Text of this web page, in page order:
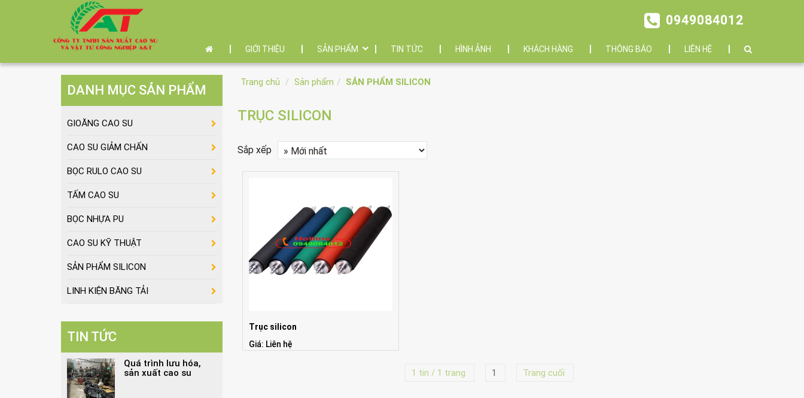
GIỚI THIỆU SẢN PHẨM TIN TỨC HÌNH ẢNH KHÁCH HÀNG THÔNG BÁO LIÊN HỆ
0949084012
Trang chủ Sản phẩm SẢN PHẨM SILICON
TRỤC SILICON
Sắp xếp
Trục silicon
Giá: Liên hệ
1 tin / 1 trang 1 Trang cuối
DANH MỤC SẢN PHẨM
GIOĂNG CAO SU
CAO SU GIẢM CHẤN
BỌC RULO CAO SU
TẤM CAO SU
BỌC NHỰA PU
CAO SU KỸ THUẬT
SẢN PHẨM SILICON
LINH KIỆN BĂNG TẢI
TIN TỨC
Quá trình lưu hóa,
sản xuất cao su